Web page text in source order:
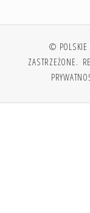
© POLSKIE
ZASTRZEŻONE.